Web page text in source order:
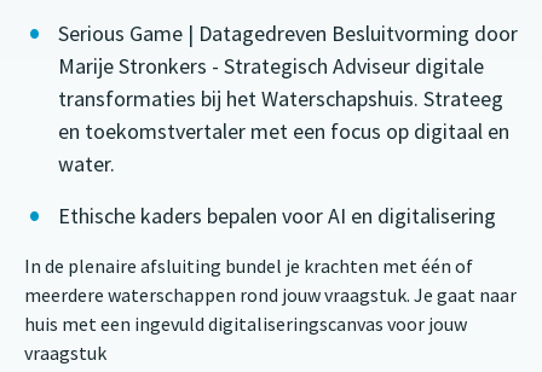
Serious Game | Datagedreven Besluitvorming door
Marije Stronkers - Strategisch Adviseur digitale
transformaties bij het Waterschapshuis. Strateeg
en toekomstvertaler met een focus op digitaal en
water.
Ethische kaders bepalen voor AI en digitalisering
In de plenaire afsluiting bundel je krachten met één of
meerdere waterschappen rond jouw vraagstuk. Je gaat naar
huis met een ingevuld digitaliseringscanvas voor jouw
vraagstuk